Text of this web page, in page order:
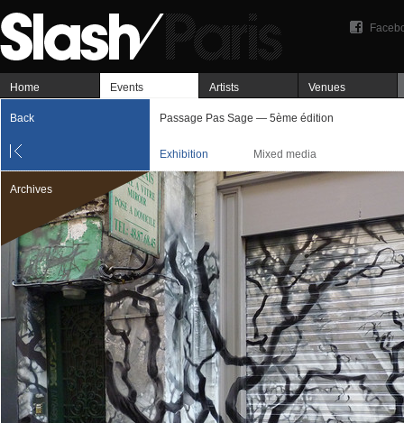
Home Events Artists Venues
Back Passage Pas Sage — 5ème édition
Exhibition Mixed media
Archives